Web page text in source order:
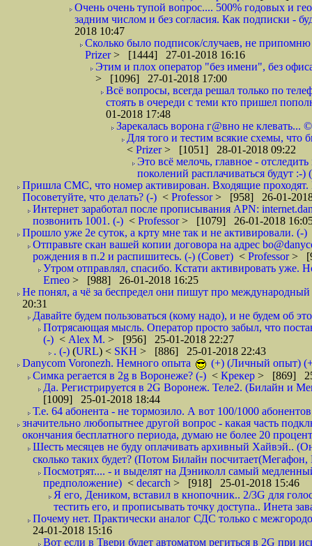
Очень очень тупой вопрос.... 500% годовых и
задним числом и без согласия. Как подписки -
2018 10:47
Сколько было подписок/случаев, не
Prizer> [1444] 27-01-2018 16:16
Этим и плох оператор "без имени", без
> [1096] 27-01-2018 17:00
Всё вопросы, всегда решал только по
стоять в очереди с теми кто пришел
01-2018 17:48
Зарекалась ворона г@вно не клевать...
Для того и тестим всякие схемы, что
< Prizer> [1051] 28-01-2018 09:22
Это всё мелочь, главное -
поколений расплачиваться будут :-)
Пришла СМС, что номер активирован. Входящие проходят.
Посоветуйте, что делать? (-) < Professor> [958] 26-01-
Интернет заработал после прописывания APN:
позвонить 1001. (-) < Professor> [1079] 26-01-2018
Прошло уже 2е суток, а крту мне так и не активировали. (-)
Отправьте скан вашей копии договора на адрес
рождения в п.2 и распишитесь. (-) (Совет) < Professor>
Утром отправлял, спасибо. Кстати активировать уже.
Erneo > [988] 26-01-2018 16:25
Не понял, а чё за беспредел они пишут про
20:31
Давайте будем пользоваться (кому надо), и не будем об
Потрясающая мысль. Оператор просто забыл, что
(-) < Alex M. > [956] 25-01-2018 22:27
. (-) (URL) < SKH > [886] 25-01-2018 22:43
Danycom Voronezh. Немного опыта
(+) (Личный опыт)
Симка регается в 2g в Воронеже? (-) < Крекер > [869]
Да. Регистрируется в 2G Воронеж. Теле2. (Билайн и
[1009] 25-01-2018 18:44
Т.е. 64 абонента - не тормозило. А вот 100/1000
значительно любопытнее другой вопрос - какая часть
окончания бесплатного периода, думаю не более 20
Шесть месяцев не буду оплачивать архивный Хайвэй..
сколько таких будет? (Потом Билайн
Посмотрят.... - и выделят на Дэниколл самый
предположение) < decarch > [918] 25-01-2018 15:46
Я его, Деником, вставил в кнопочник.. 2/3G для
тестить его, и прописывать точку доступа.. Инета
Почему нет. Практически аналог СДС только с
24-01-2018 15:16
Вот если в Твери будет автоматом региться в 2G при